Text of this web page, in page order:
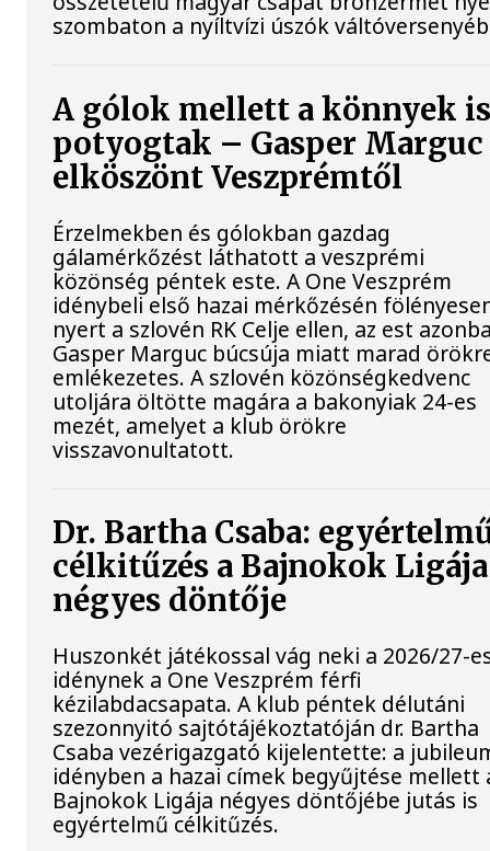
szombaton a nyíltvízi úszók
A gólok mellett a könnyek
potyogtak – Gasper Marguc
elköszönt Veszprémtől
Érzelmekben és gólokban gazdag
gálamérkőzést láthatott a veszprémi
közönség péntek este. A One Veszprém
idénybeli első hazai mérkőzésén
nyert a szlovén RK Celje ellen, az est
Gasper Marguc búcsúja miatt marad
emlékezetes. A szlovén közönségkedvenc
utoljára öltötte magára a bakonyiak 24-es
mezét, amelyet a klub örökre
visszavonultatott.
Dr. Bartha Csaba:
célkitűzés a Bajnokok Ligája
négyes döntője
Huszonkét játékossal vág neki a 2026/27-
idénynek a One Veszprém férfi
kézilabdacsapata. A klub péntek délutáni
szezonnyitó sajtótájékoztatóján dr. Bartha
Csaba vezérigazgató kijelentette: a
idényben a hazai címek begyűjtése mellett
Bajnokok Ligája négyes döntőjébe jutás is
egyértelmű célkitűzés.